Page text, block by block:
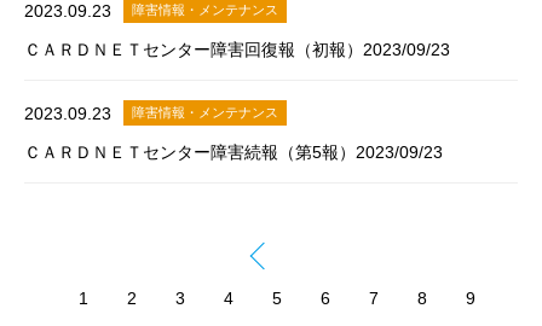
2023.09.23 障害情報・メンテナンス
ＣＡＲＤＮＥＴセンター障害回復報（初報）2023/09/23
2023.09.23 障害情報・メンテナンス
ＣＡＲＤＮＥＴセンター障害続報（第5報）2023/09/23